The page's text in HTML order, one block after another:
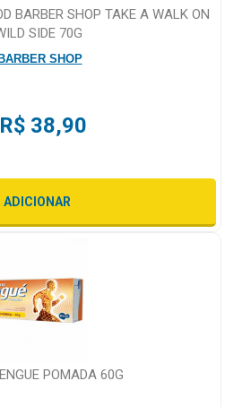
BARBER SHOP TAKE A WALK ON
SIDE 70G
SHOP
R$ 38,90
ADICIONAR
POMADA 60G